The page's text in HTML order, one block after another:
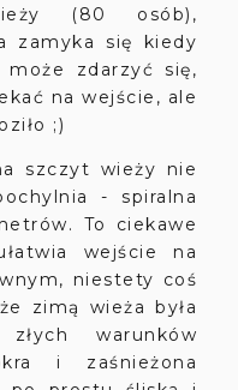
(80 osób),
zamyka się kiedy
zdarzyć się,
na wejście, ale
;)
szczyt wieży nie
- spiralna
To ciekawe
wejście na
niestety coś
zimą wieża była
warunków
i zaśnieżona